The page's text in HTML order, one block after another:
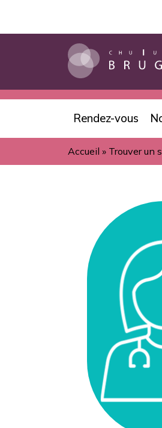
Navigation
principale
Rendez-vous
Fil
Accueil Trouver un